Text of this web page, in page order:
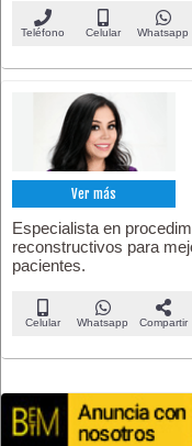
Teléfono Celular Whatsapp
Ver más
Especialista en
reconstructivos para
pacientes.
Celular Whatsapp Compartir